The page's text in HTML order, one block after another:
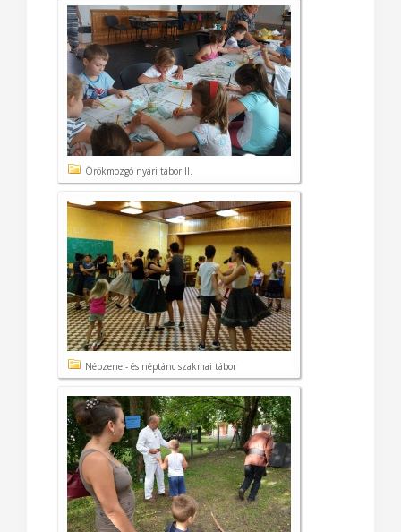
Örökmozgó nyári tábor II.
Népzenei- és néptánc szakmai tábor